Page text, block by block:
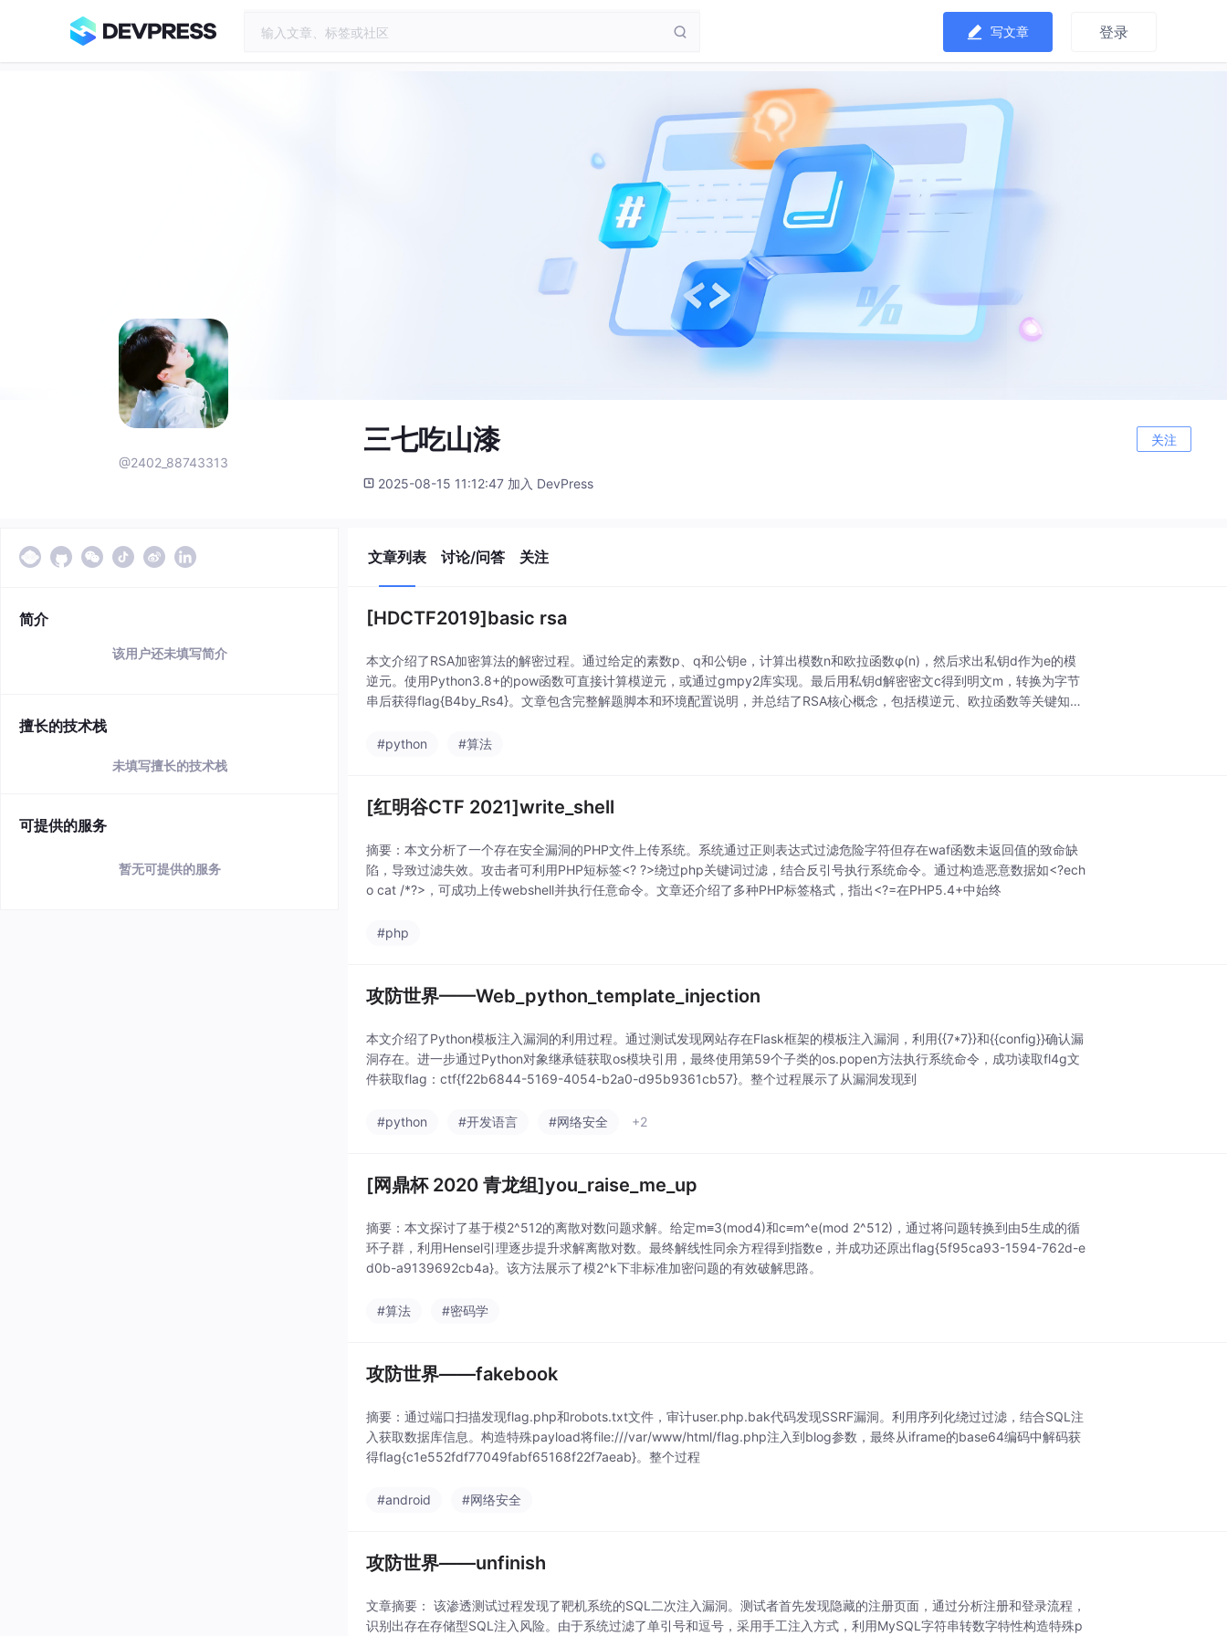
写文章 登录
@2402_88743313
三七吃山漆 关注
2025-08-15 11:12:47 加入 DevPress
简介
该用户还未填写简介
擅长的技术栈
未填写擅长的技术栈
可提供的服务
暂无可提供的服务
文章列表 讨论/问答 关注
[HDCTF2019]basic rsa
本文介绍了RSA加密算法的解密过程。通过给定的素数p、q和公钥e，计算出模数n和欧拉函数φ(n)，然后求出私钥d作为e的模
逆元。使用Python3.8+的pow函数可直接计算模逆元，或通过gmpy2库实现。最后用私钥d解密密文c得到明文m，转换为字节
串后获得flag{B4by_Rs4}。文章包含完整解题脚本和环境配置说明，并总结了RSA核心概念，包括模逆元、欧拉函数等关键知识
#python
#算法
[红明谷CTF 2021]write_shell
摘要：本文分析了一个存在安全漏洞的PHP文件上传系统。系统通过正则表达式过滤危险字符但存在waf函数未返回值的致命缺
陷，导致过滤失效。攻击者可利用PHP短标签<? ?>绕过php关键词过滤，结合反引号执行系统命令。通过构造恶意数据如<?ech
o cat /*?>，可成功上传webshell并执行任意命令。文章还介绍了多种PHP标签格式，指出<?=在PHP5.4+中始终
#php
攻防世界——Web_python_template_injection
本文介绍了Python模板注入漏洞的利用过程。通过测试发现网站存在Flask框架的模板注入漏洞，利用{{7*7}}和{{config}}确认漏
洞存在。进一步通过Python对象继承链获取os模块引用，最终使用第59个子类的os.popen方法执行系统命令，成功读取fl4g文
件获取flag：ctf{f22b6844-5169-4054-b2a0-d95b9361cb57}。整个过程展示了从漏洞发现到
#python #开发语言 #网络安全 +2
[网鼎杯 2020 青龙组]you_raise_me_up
摘要：本文探讨了基于模2^512的离散对数问题求解。给定m≡3(mod4)和c≡m^e(mod 2^512)，通过将问题转换到由5生成的循
环子群，利用Hensel引理逐步提升求解离散对数。最终解线性同余方程得到指数e，并成功还原出flag{5f95ca93-1594-762d-e
d0b-a9139692cb4a}。该方法展示了模2^k下非标准加密问题的有效破解思路。
#算法 #密码学
攻防世界——fakebook
摘要：通过端口扫描发现flag.php和robots.txt文件，审计user.php.bak代码发现SSRF漏洞。利用序列化绕过过滤，结合SQL注
入获取数据库信息。构造特殊payload将file:///var/www/html/flag.php注入到blog参数，最终从iframe的base64编码中解码获
得flag{c1e552fdf77049fabf65168f22f7aeab}。整个过程
#android #网络安全
攻防世界——unfinish
文章摘要： 该渗透测试过程发现了靶机系统的SQL二次注入漏洞。测试者首先发现隐藏的注册页面，通过分析注册和登录流程，
识别出存在存储型SQL注入风险。由于系统过滤了单引号和逗号，采用手工注入方式，利用MySQL字符串转数字特性构造特殊p